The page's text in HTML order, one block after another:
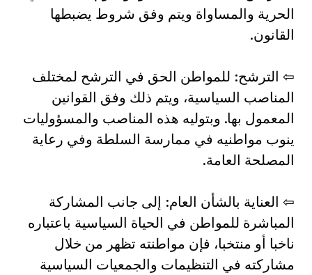
الحرية والمساواة ويتم وفق شروط يضبطها
القانون.
⇦ الترشح: للمواطن الحق في الترشح لمختلف
المناصب السياسية، ويتم ذلك وفق القوانين
المعمول بها. وبتوليه هذه المناصب والمسؤوليات
ينوب مواطنيه في ممارسة السلطة وفي رعاية
المصلحة العامة.
⇦ العناية بالشأن العام: إلى جانب المشاركة
المباشرة للمواطن في الحياة السياسية باعتباره
ناخبا أو منتخبا، فإن مواطنته تظهر من خلال
مشاركته في التنظيمات والجمعيات السياسية